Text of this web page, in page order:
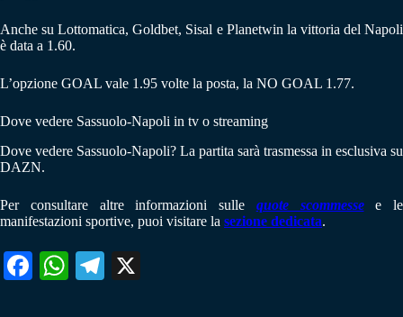
Anche su Lottomatica, Goldbet, Sisal e Planetwin la vittoria del Napoli
è data a 1.60.
L’opzione GOAL vale 1.95 volte la posta, la NO GOAL 1.77.
Dove vedere Sassuolo-Napoli in tv o streaming
Dove vedere Sassuolo-Napoli? La partita sarà trasmessa in esclusiva su
DAZN.
Per consultare altre informazioni sulle quote scommessee le
manifestazioni sportive, puoi visitare la sezione dedicata.
Fa W
Te